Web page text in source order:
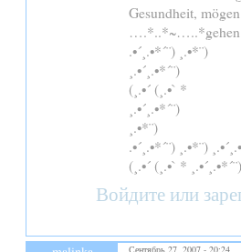
Gesundheit,
.•´¸.•*´¨) ¸.•*¨)
¸.•´¸.•*´¨)
(¸.•´ (¸.•` *
¸.•´¸.•*´¨)
¸.•*¨)
.•´¸.•*´¨) ¸.•*¨)
(¸.•´ (¸.•` *
Войдите или
Сентябрь 27, 2007 - 20:24